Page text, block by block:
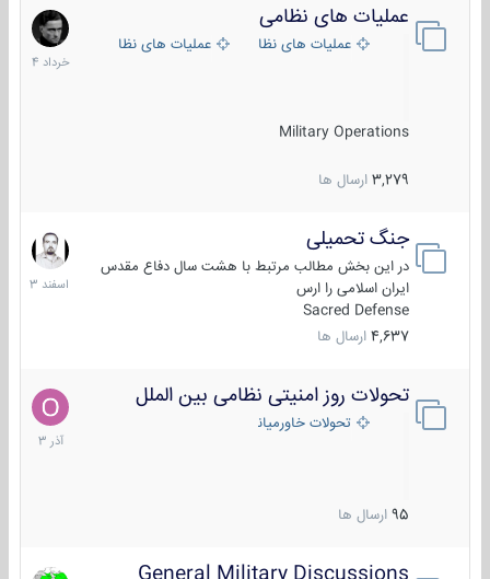
عملیات های نظامی
عملیات های نظامی ایرانعملیات های نظامی خارجی
Military Operations
3,279 ارسال ها
5
خرداد
1404
جنگ تحمیلی
در این بخش مطالب مرتبط با هشت سال دفاع مقدس
ایران اسلامی را ارس
Sacred Defense
4,637 ارسال ها
20
اسفند
1403
تحولات روز امنیتی نظامی بین الملل
تحولات خاورمیانه
95 ارسال ها
21
آذر
1403